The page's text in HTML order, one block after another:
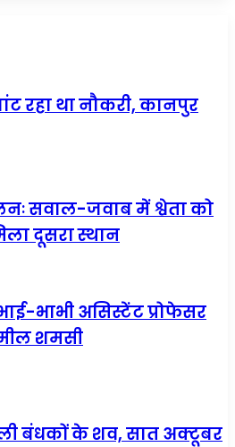
रहा था नौकरी, कानपुर
सवाल-जवाब में श्वेता को
दूसरा स्थान
भाभी असिस्टेंट प्रोफेसर
शमसी
बंधकों के शव, सात अक्टूबर